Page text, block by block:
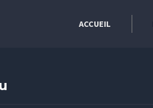
ACCUEIL